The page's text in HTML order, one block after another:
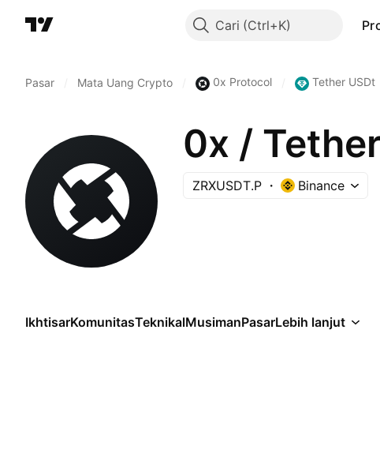
Cari
Pasar Mata Uang Crypto 0x Protocol Tether USDt
0x /
ZRXUSDT.P Binance
IkhtisarKomunitasTeknikalMusimanPasarLebih lanjut